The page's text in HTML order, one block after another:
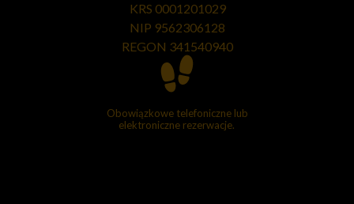
KRS 0001201029
NIP 9562306128
REGON 341540940
Obowiązkowe telefoniczne lub
elektroniczne rezerwacje.